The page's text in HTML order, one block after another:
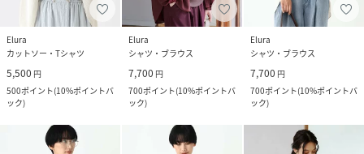
Elura
カットソー・Tシャツ
5,500 円
500ポイント(10%ポイントバ
ック)
Elura
シャツ・ブラウス
7,700 円
700ポイント(10%ポイントバ
ック)
Elura
シャツ・ブラウス
7,700 円
700ポイント(10%ポイントバ
ック)